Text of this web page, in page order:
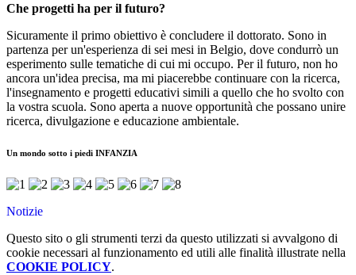
Che progetti ha per il futuro?
Sicuramente il primo obiettivo è concludere il dottorato. Sono in
partenza per un'esperienza di sei mesi in Belgio, dove condurrò un
esperimento sulle tematiche di cui mi occupo. Per il futuro, non ho
ancora un'idea precisa, ma mi piacerebbe continuare con la ricerca,
l'insegnamento e progetti educativi simili a quello che ho svolto con
la vostra scuola. Sono aperta a nuove opportunità che possano unire
ricerca, divulgazione e educazione ambientale.
Un mondo sotto i piedi INFANZIA
Notizie
Questo sito o gli strumenti terzi da questo utilizzati si avvalgono di
cookie necessari al funzionamento ed utili alle finalità illustrate nella
COOKIE POLICY.